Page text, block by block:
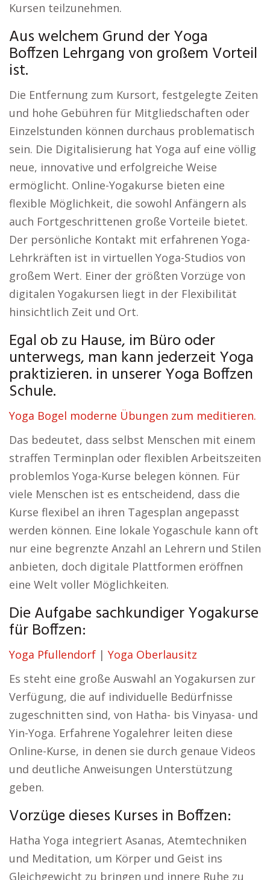
Kursen teilzunehmen.
Aus welchem Grund der Yoga
Boffzen Lehrgang von großem Vorteil
ist.
Die Entfernung zum Kursort, festgelegte Zeiten
und hohe Gebühren für Mitgliedschaften oder
Einzelstunden können durchaus problematisch
sein. Die Digitalisierung hat Yoga auf eine völlig
neue, innovative und erfolgreiche Weise
ermöglicht. Online-Yogakurse bieten eine
flexible Möglichkeit, die sowohl Anfängern als
auch Fortgeschrittenen große Vorteile bietet.
Der persönliche Kontakt mit erfahrenen Yoga-
Lehrkräften ist in virtuellen Yoga-Studios von
großem Wert. Einer der größten Vorzüge von
digitalen Yogakursen liegt in der Flexibilität
hinsichtlich Zeit und Ort.
Egal ob zu Hause, im Büro oder
unterwegs, man kann jederzeit Yoga
praktizieren. in unserer Yoga Boffzen
Schule.
Yoga Bogel moderne Übungen zum meditieren.
Das bedeutet, dass selbst Menschen mit einem
straffen Terminplan oder flexiblen Arbeitszeiten
problemlos Yoga-Kurse belegen können. Für
viele Menschen ist es entscheidend, dass die
Kurse flexibel an ihren Tagesplan angepasst
werden können. Eine lokale Yogaschule kann oft
nur eine begrenzte Anzahl an Lehrern und Stilen
anbieten, doch digitale Plattformen eröffnen
eine Welt voller Möglichkeiten.
Die Aufgabe sachkundiger Yogakurse
für Boffzen:
Yoga Pfullendorf | Yoga Oberlausitz
Es steht eine große Auswahl an Yogakursen zur
Verfügung, die auf individuelle Bedürfnisse
zugeschnitten sind, von Hatha- bis Vinyasa- und
Yin-Yoga. Erfahrene Yogalehrer leiten diese
Online-Kurse, in denen sie durch genaue Videos
und deutliche Anweisungen Unterstützung
geben.
Vorzüge dieses Kurses in Boffzen:
Hatha Yoga integriert Asanas, Atemtechniken
und Meditation, um Körper und Geist ins
Gleichgewicht zu bringen und innere Ruhe zu